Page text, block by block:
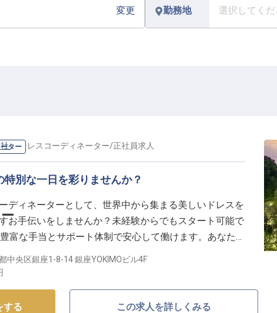
変更 勤務地 選択してく
ター
のドレスコーディネーター/正社員求人
別な一日を彩りませんか？
ディネーターとして、世界中から集まる美しいドレスを
お手伝いをしませんか？未経験からでもスタート可能で
富な手当とサポート体制で安心して働けます。あなたの
間を創造しましょう。
中央区銀座1-8-14 銀座YOKIMOビル4F
する この求人を詳しくみる